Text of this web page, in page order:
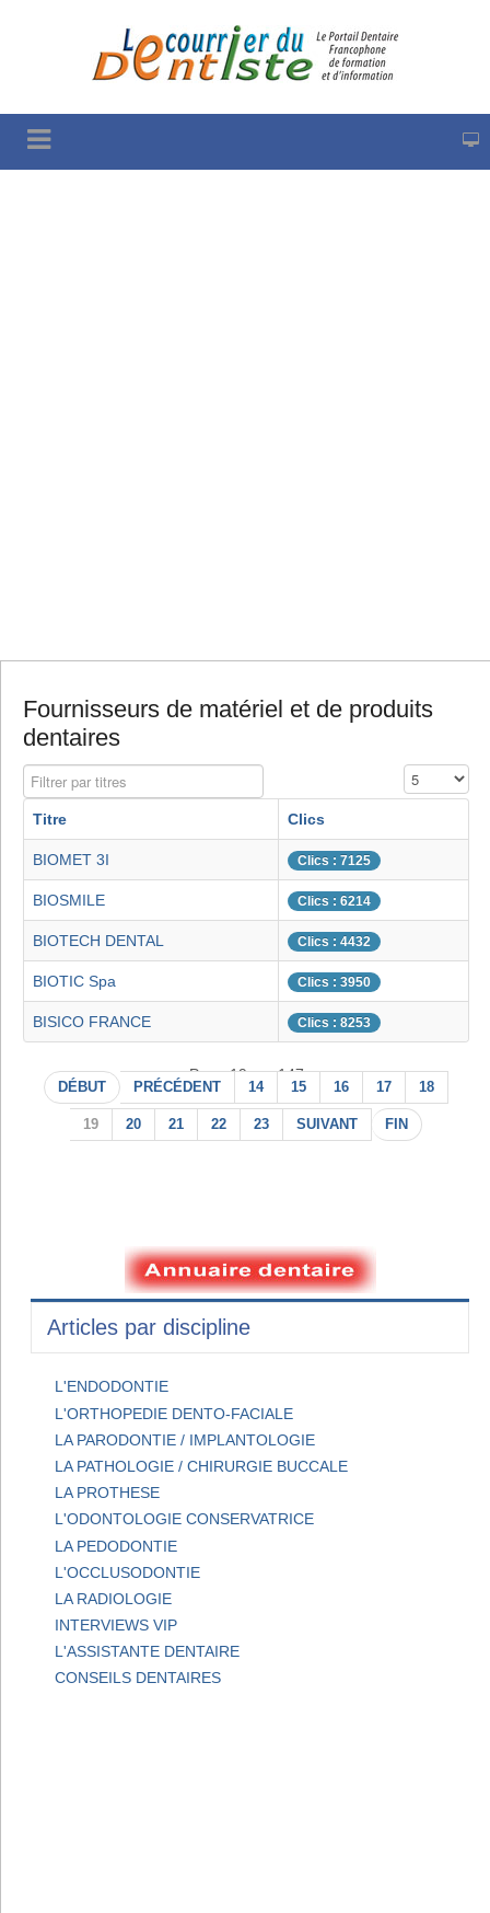
Fournisseurs de matériel et de produits
dentaires
Filtrer par titres Affichage #
Titre Clics
BIOMET 3I Clics : 7125
BIOSMILE Clics : 6214
BIOTECH DENTAL Clics : 4432
BIOTIC Spa Clics : 3950
BISICO FRANCE Clics : 8253
Page 19 sur 147
DÉBUT PRÉCÉDENT 14 15 16 17 18
19 20 21 22 23 SUIVANT FIN
Articles par discipline
L'ENDODONTIE
L'ORTHOPEDIE DENTO-FACIALE
LA PARODONTIE / IMPLANTOLOGIE
LA PATHOLOGIE / CHIRURGIE BUCCALE
LA PROTHESE
L'ODONTOLOGIE CONSERVATRICE
LA PEDODONTIE
L'OCCLUSODONTIE
LA RADIOLOGIE
INTERVIEWS VIP
L'ASSISTANTE DENTAIRE
CONSEILS DENTAIRES